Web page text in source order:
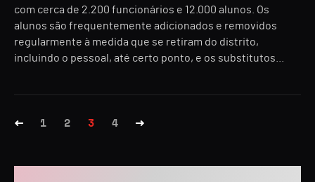
com cerca de 2.200 funcionários e 12.000 alunos. Os
alunos são frequentemente adicionados e removidos
regularmente à medida que se retiram do distrito,
incluindo o pessoal, até certo ponto, e os substitutos...
1 2 3 4